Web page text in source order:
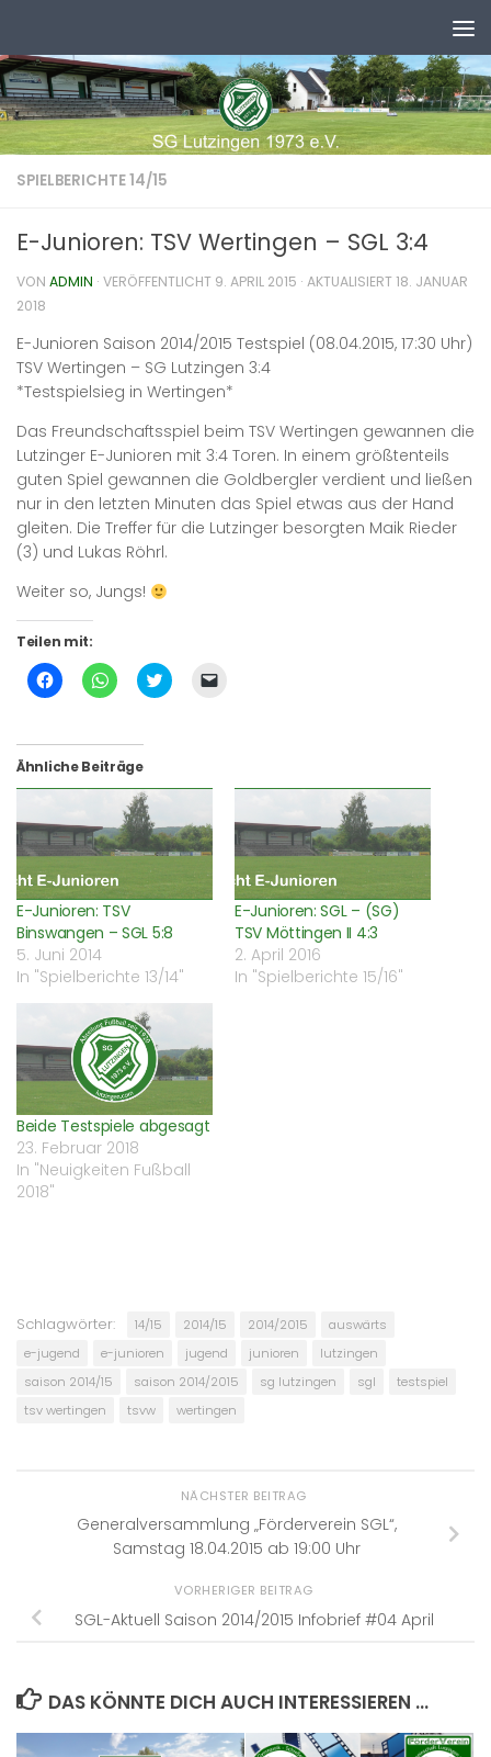
SPIELBERICHTE 14/15
E-Junioren: TSV Wertingen – SGL 3:4
VON ADMIN · VERÖFFENTLICHT 9. APRIL 2015 · AKTUALISIERT18. JANUAR
2018
E-Junioren Saison 2014/2015 Testspiel (08.04.2015, 17:30 Uhr)
TSV Wertingen – SG Lutzingen 3:4
*Testspielsieg in Wertingen*
Das Freundschaftsspiel beim TSV Wertingen gewannen die
Lutzinger E-Junioren mit 3:4 Toren. In einem größtenteils
guten Spiel gewannen die Goldbergler verdient und ließen
nur in den letzten Minuten das Spiel etwas aus der Hand
gleiten. Die Treffer für die Lutzinger besorgten Maik Rieder
(3) und Lukas Röhrl.
Weiter so, Jungs!
Teilen mit:
Klick,
um
teilen
(Wird
in
neuem
Klicken,
um
teilen
(Wird
in
neuem
Fenster
geöffnet)
Klick,
um
neuem
geöffnet)
Mail
senden
(Wird
neuem
Fenster
geöffnet)
Ähnliche Beiträge
E-Junioren: TSV
Binswangen – SGL 5:8
5. Juni 2014
In "Spielberichte 13/14"
E-Junioren: SGL – (SG)
TSV Möttingen II 4:3
2. April 2016
In "Spielberichte 15/16"
Beide Testspiele abgesagt
23. Februar 2018
In "Neuigkeiten Fußball
2018"
Schlagwörter: 14/15 2014/15 2014/2015
auswärts
e-jugend
e-junioren jugend junioren
lutzingen
saison 2014/15
saison 2014/2015 sg lutzingen sgl
testspiel
tsv wertingen
tsvw wertingen
NÄCHSTER BEITRAG
Generalversammlung „Förderverein SGL“,
Samstag 18.04.2015 ab 19:00 Uhr
VORHERIGER BEITRAG
SGL-Aktuell Saison 2014/2015 Infobrief #04 April
DAS KÖNNTE DICH AUCH INTERESSIEREN …